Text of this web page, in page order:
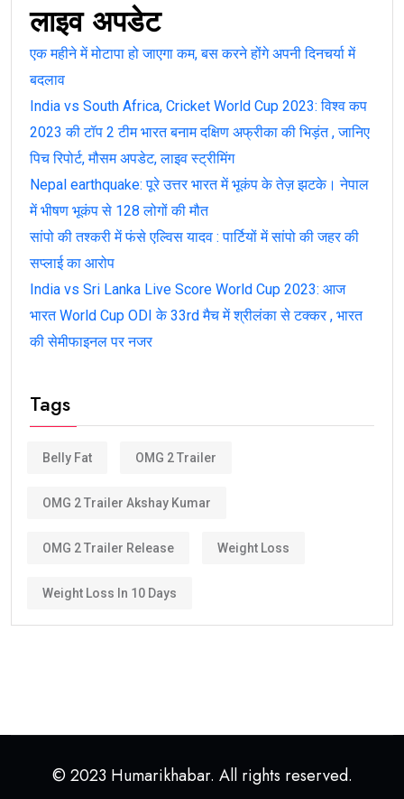
लाइव अपडेट
एक महीने में मोटापा हो जाएगा कम, बस करने होंगे अपनी दिनचर्या में
बदलाव
India vs South Africa, Cricket World Cup 2023: विश्व कप
2023 की टॉप 2 टीम भारत बनाम दक्षिण अफ्रीका की भिड़ंत , जानिए
पिच रिपोर्ट, मौसम अपडेट, लाइव स्ट्रीमिंग
Nepal earthquake: पूरे उत्तर भारत में भूकंप के तेज़ झटके। नेपाल
में भीषण भूकंप से 128 लोगों की मौत
सांपो की तश्करी में फंसे एल्विस यादव : पार्टियों में सांपो की जहर की
सप्लाई का आरोप
India vs Sri Lanka Live Score World Cup 2023: आज
भारत World Cup ODI के 33rd मैच में श्रीलंका से टक्कर , भारत
की सेमीफाइनल पर नजर
Tags
Belly Fat OMG 2 Trailer
OMG 2 Trailer Akshay Kumar
OMG 2 Trailer Release Weight Loss
Weight Loss In 10 Days
© 2023 Humarikhabar. All rights reserved.